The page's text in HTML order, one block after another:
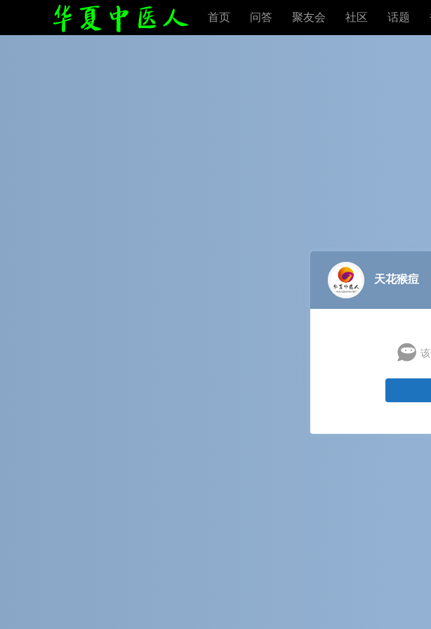
首页 问答 聚友会 社区 话题
天花猴痘